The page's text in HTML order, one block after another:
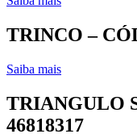
TRINCO –
Saiba mais
TRIANGULO
46818317